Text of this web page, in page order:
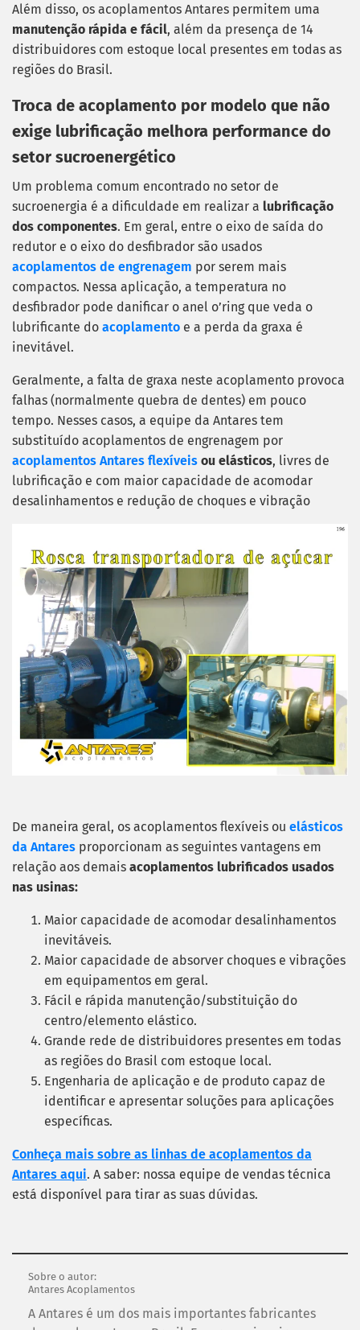
Além disso, os acoplamentos Antares permitem uma
manutenção rápida e fácil, além da presença de 14
distribuidores com estoque local presentes em todas as
regiões do Brasil.
Troca de acoplamento por modelo que não
exige lubrificação melhora performance do
setor sucroenergético
Um problema comum encontrado no setor de
sucroenergia é a dificuldade em realizar a lubrificação
dos componentes. Em geral, entre o eixo de saída do
redutor e o eixo do desfibrador são usados
acoplamentos de engrenagem por serem mais
compactos. Nessa aplicação, a temperatura no
desfibrador pode danificar o anel o’ring que veda o
lubrificante do acoplamento e a perda da graxa é
inevitável.
Geralmente, a falta de graxa neste acoplamento provoca
falhas (normalmente quebra de dentes) em pouco
tempo. Nesses casos, a equipe da Antares tem
substituído acoplamentos de engrenagem por
acoplamentos Antares flexíveis ou elásticos, livres de
lubrificação e com maior capacidade de acomodar
desalinhamentos e redução de choques e vibração
De maneira geral, os acoplamentos flexíveis ou elásticos
da Antares proporcionam as seguintes vantagens em
relação aos demais acoplamentos lubrificados usados
nas usinas:
Maior capacidade de acomodar desalinhamentos
inevitáveis.
Maior capacidade de absorver choques e vibrações
em equipamentos em geral.
Fácil e rápida manutenção/substituição do
centro/elemento elástico.
Grande rede de distribuidores presentes em todas
as regiões do Brasil com estoque local.
Engenharia de aplicação e de produto capaz de
identificar e apresentar soluções para aplicações
específicas.
Conheça mais sobre as linhas de acoplamentos da
Antares aqui. A saber: nossa equipe de vendas técnica
está disponível para tirar as suas dúvidas.
Sobre o autor:
Antares Acoplamentos
A Antares é um dos mais importantes fabricantes